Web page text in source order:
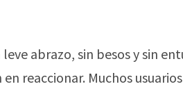
abrazo, sin besos y sin
reaccionar. Muchos